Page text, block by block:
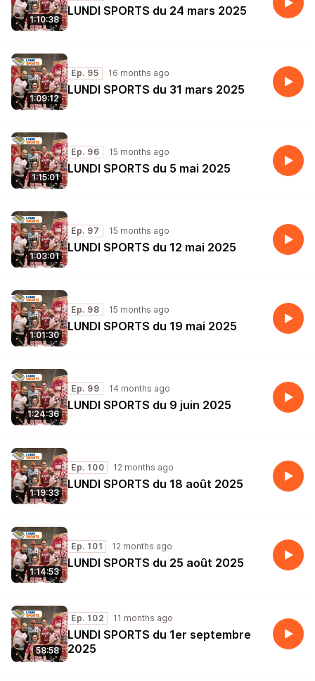
1:10:38
LUNDI SPORTS du 24 mars 2025
1:09:12
Ep. 95 16 months ago
LUNDI SPORTS du 31 mars 2025
1:15:01
Ep. 96 15 months ago
LUNDI SPORTS du 5 mai 2025
1:03:01
Ep. 97 15 months ago
LUNDI SPORTS du 12 mai 2025
1:01:30
Ep. 98 15 months ago
LUNDI SPORTS du 19 mai 2025
1:24:36
Ep. 99 14 months ago
LUNDI SPORTS du 9 juin 2025
1:19:33
Ep. 100 12 months ago
LUNDI SPORTS du 18 août 2025
1:14:53
Ep. 101 12 months ago
LUNDI SPORTS du 25 août 2025
58:58
Ep. 102 11 months ago
LUNDI SPORTS du 1er septembre
2025